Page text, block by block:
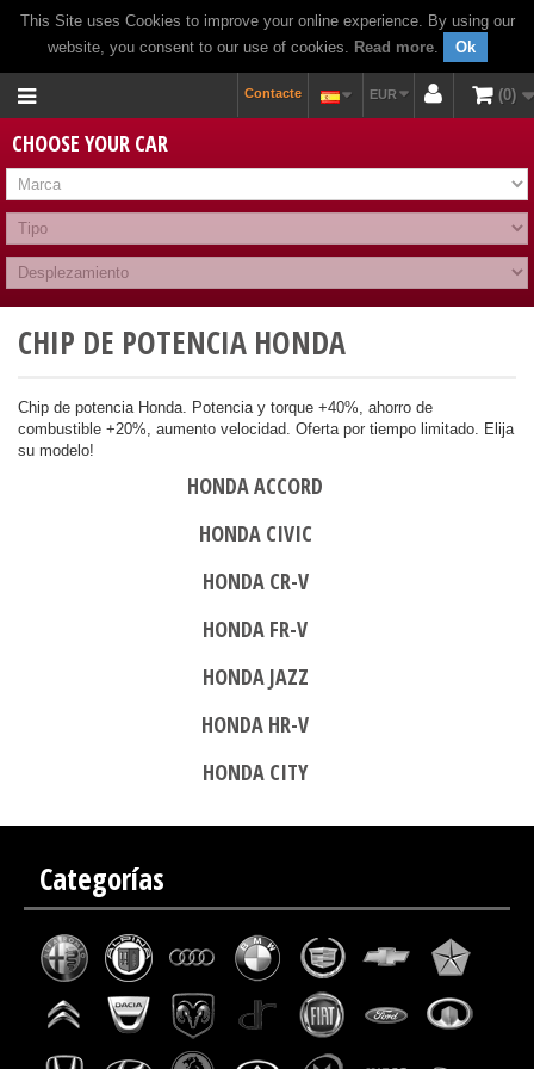
This Site uses Cookies to improve your online experience. By using our
website, you consent to our use of cookies. Read more. Ok
0
EUR
Contacte
CHOOSE YOUR CAR
CHIP DE POTENCIA HONDA
Chip de potencia Honda. Potencia y torque +40%, ahorro de
combustible +20%, aumento velocidad. Oferta por tiempo limitado. Elija
su modelo!
HONDA ACCORD
HONDA CIVIC
HONDA CR-V
HONDA FR-V
HONDA JAZZ
HONDA HR-V
HONDA CITY
Categorías